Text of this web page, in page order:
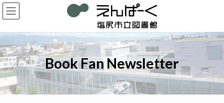
コ
ン
ン
ツ
へ
ス
キ
ッ
プ
ナ
ビ
ー
シ
ョ
ン
に
移
動
Book Fan Newsletter